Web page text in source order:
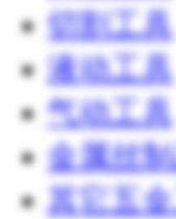
切割工具
液动工具
气动工具
金属丝
其它五